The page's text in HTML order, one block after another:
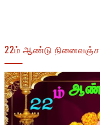
22ம் ஆண்டு